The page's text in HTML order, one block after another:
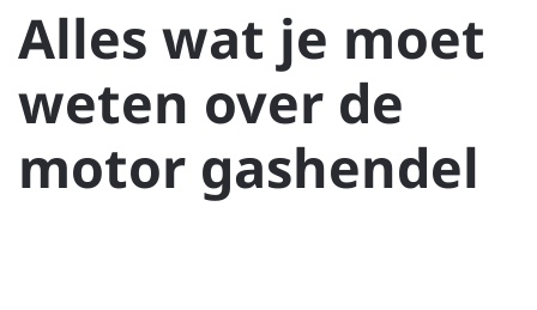
Alles wat je moet
weten over de
motor gashendel